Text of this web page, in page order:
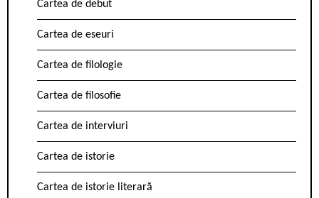
Cartea de debut
Cartea de eseuri
Cartea de filologie
Cartea de filosofie
Cartea de interviuri
Cartea de istorie
Cartea de istorie literară